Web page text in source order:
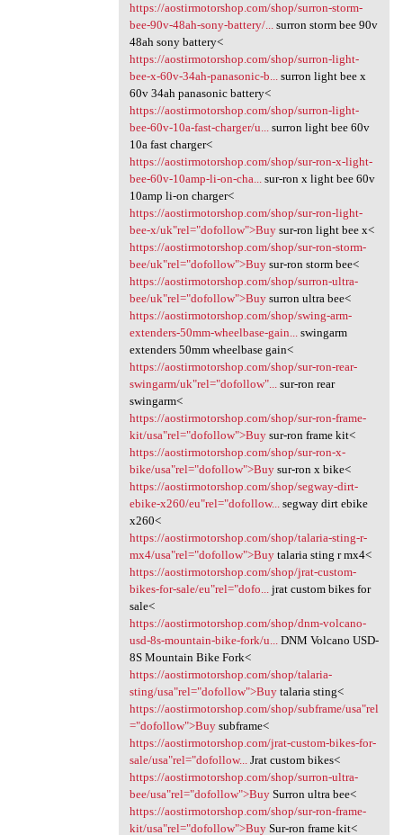
https://aostirmotorshop.com/shop/surron-storm-
bee-90v-48ah-sony-battery/...surron storm bee 90v
48ah sony battery<
https://aostirmotorshop.com/shop/surron-light-
bee-x-60v-34ah-panasonic-b...surron light bee x
60v 34ah panasonic battery<
https://aostirmotorshop.com/shop/surron-light-
bee-60v-10a-fast-charger/u...surron light bee 60v
10a fast charger<
https://aostirmotorshop.com/shop/sur-ron-x-light-
bee-60v-10amp-li-on-cha...sur-ron x light bee 60v
10amp li-on charger<
https://aostirmotorshop.com/shop/sur-ron-light-
bee-x/uk"rel="dofollow">Buysur-ron light bee x<
https://aostirmotorshop.com/shop/sur-ron-storm-
bee/uk"rel="dofollow">Buysur-ron storm bee<
https://aostirmotorshop.com/shop/surron-ultra-
bee/uk"rel="dofollow">Buysurron ultra bee<
https://aostirmotorshop.com/shop/swing-arm-
extenders-50mm-wheelbase-gain...swingarm
extenders 50mm wheelbase gain<
https://aostirmotorshop.com/shop/sur-ron-rear-
swingarm/uk"rel="dofollow"...sur-ron rear
swingarm<
https://aostirmotorshop.com/shop/sur-ron-frame-
kit/usa"rel="dofollow">Buysur-ron frame kit<
https://aostirmotorshop.com/shop/sur-ron-x-
bike/usa"rel="dofollow">Buysur-ron x bike<
https://aostirmotorshop.com/shop/segway-dirt-
ebike-x260/eu"rel="dofollow...segway dirt ebike
x260<
https://aostirmotorshop.com/shop/talaria-sting-r-
mx4/usa"rel="dofollow">Buytalaria sting r mx4<
https://aostirmotorshop.com/shop/jrat-custom-
bikes-for-sale/eu"rel="dofo...jrat custom bikes for
sale<
https://aostirmotorshop.com/shop/dnm-volcano-
usd-8s-mountain-bike-fork/u...DNM Volcano USD-
8S Mountain Bike Fork<
https://aostirmotorshop.com/shop/talaria-
sting/usa"rel="dofollow">Buytalaria sting<
https://aostirmotorshop.com/shop/subframe/usa"rel
="dofollow">Buysubframe<
https://aostirmotorshop.com/jrat-custom-bikes-for-
sale/usa"rel="dofollow...Jrat custom bikes<
https://aostirmotorshop.com/shop/surron-ultra-
bee/usa"rel="dofollow">BuySurron ultra bee<
https://aostirmotorshop.com/shop/sur-ron-frame-
kit/usa"rel="dofollow">BuySur-ron frame kit<